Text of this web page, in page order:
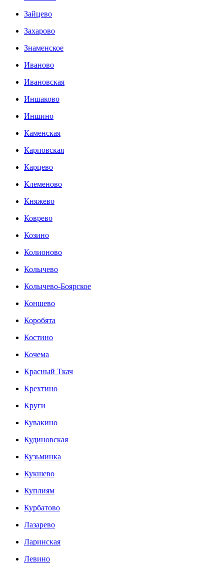
Зайцево
Захарово
Знаменское
Иваново
Ивановская
Иншаково
Иншино
Каменская
Карповская
Карцево
Клеменово
Княжево
Коврево
Козино
Колионово
Колычево
Колычево-Боярское
Коншево
Коробята
Костино
Кочема
Красный Ткач
Крехтино
Круги
Кувакино
Кудиновская
Кузьминка
Кукшево
Куплиям
Курбатово
Лазарево
Ларинская
Левино